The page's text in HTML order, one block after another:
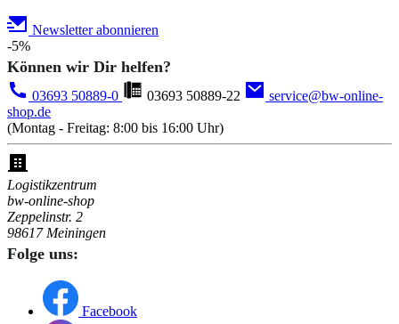
Newsletter abonnieren
-5%
Können wir Dir helfen?
03693 50889-0 03693 50889-22
service@bw-online-
shop.de
(Montag - Freitag: 8:00 bis 16:00 Uhr)
Logistikzentrum
bw-online-shop
Zeppelinstr. 2
98617 Meiningen
Folge uns:
Facebook